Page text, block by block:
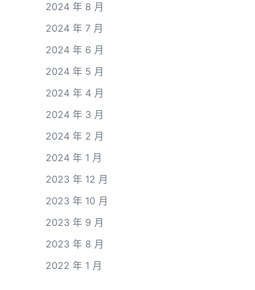
2024 年 8 月
2024 年 7 月
2024 年 6 月
2024 年 5 月
2024 年 4 月
2024 年 3 月
2024 年 2 月
2024 年 1 月
2023 年 12 月
2023 年 10 月
2023 年 9 月
2023 年 8 月
2022 年 1 月